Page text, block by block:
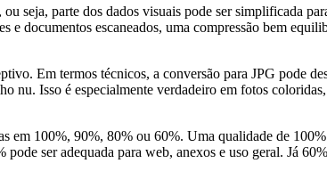
seja, parte dos dados visuais pode ser simplificada
documentos escaneados, uma compressão bem
Em termos técnicos, a conversão para JPG pode
nu. Isso é especialmente verdadeiro em fotos
em 100%, 90%, 80% ou 60%. Uma qualidade de
ser adequada para web, anexos e uso geral. Já